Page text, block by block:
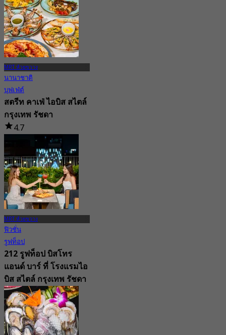
New
จาก฿ 199.5
MRT ห้วยขวาง
นานาชาติ
บุฟเฟ่ต์
สตรีท คาเฟ่ ไอบิส สไตล์
กรุงเทพ รัชดา
4.7
6.1K การจอง
จาก฿ 325
MRT ห้วยขวาง
ฟิวชั่น
รูฟท็อป
212 รูฟท็อป บิสโทร
แอนด์ บาร์ ที่ โรงแรมไอ
บิส สไตล์ กรุงเทพ รัชดา
4.4
165 การจอง
จาก฿ 499.75